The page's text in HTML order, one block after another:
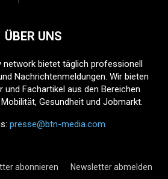
ÜBER UNS
network bietet täglich professionell
Nachrichtenmeldungen. Wir bieten
und Fachartikel aus den Bereichen
Gesundheit und Jobmarkt.
presse@btn-media.com
abonnieren Newsletter abmelden